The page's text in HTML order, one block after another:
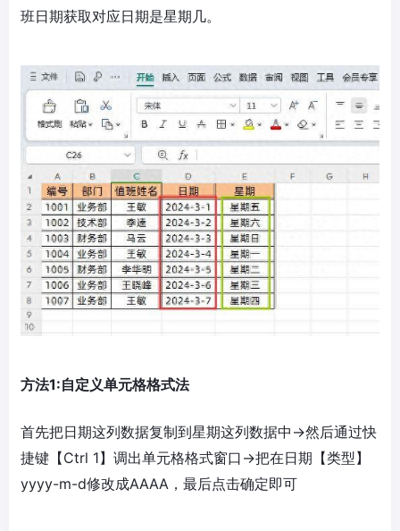
班日期获取对应日期是星期几。
方法1:自定义单元格格式法
首先把日期这列数据复制到星期这列数据中→然后通过快
捷键【Ctrl 1】调出单元格格式窗口→把在日期【类型】
yyyy-m-d修改成AAAA，最后点击确定即可